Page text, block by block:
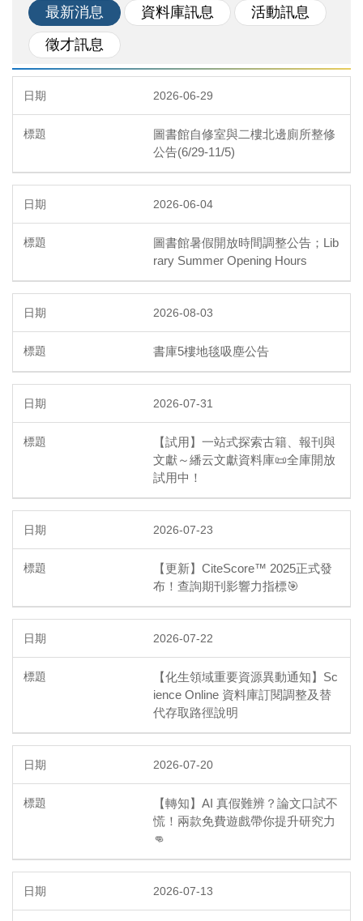
最新消息 資料庫訊息
活動訊息
徵才訊息
2026-06-29
圖書館自修室與二樓北邊廁所整修
公告(6/29-11/5)
2026-06-04
圖書館暑假開放時間調整公告；Lib
rary Summer Opening Hours
2026-08-03
書庫5樓地毯吸塵公告
2026-07-31
【試用】一站式探索古籍、報刊與
文獻～繙云文獻資料庫📜全庫開放
試用中！
2026-07-23
【更新】CiteScore™ 2025正式發
布！查詢期刊影響力指標🎯
2026-07-22
【化生領域重要資源異動通知】Sc
ience Online 資料庫訂閱調整及替
代存取路徑說明
2026-07-20
【轉知】AI 真假難辨？論文口試不
慌！兩款免費遊戲帶你提升研究力
👊
2026-07-13